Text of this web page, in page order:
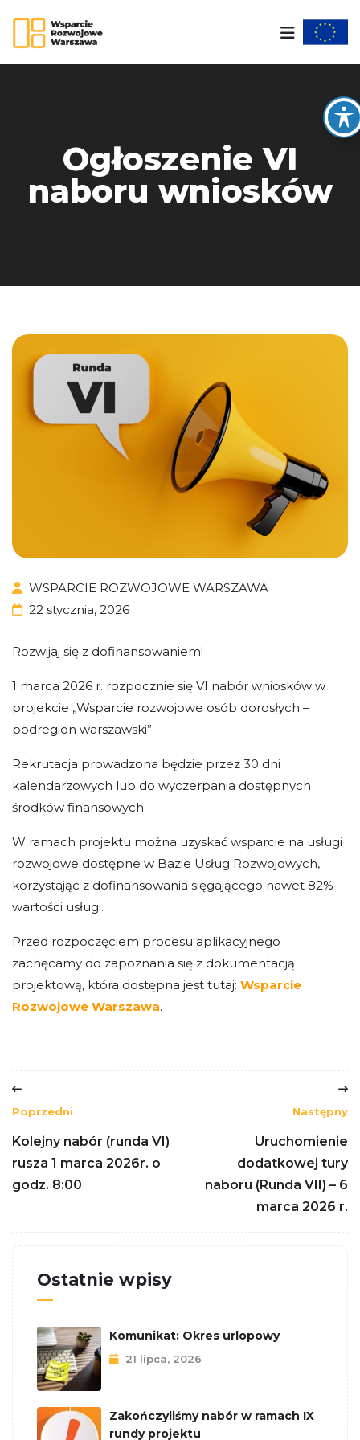
Ogłoszenie VI
naboru wniosków
WSPARCIE ROZWOJOWE WARSZAWA
22 stycznia, 2026
Rozwijaj się z dofinansowaniem!
1 marca 2026 r. rozpocznie się VI nabór wniosków w
projekcie „Wsparcie rozwojowe osób dorosłych –
podregion warszawski”.
Rekrutacja prowadzona będzie przez 30 dni
kalendarzowych lub do wyczerpania dostępnych
środków finansowych.
W ramach projektu można uzyskać wsparcie na usługi
rozwojowe dostępne w Bazie Usług Rozwojowych,
korzystając z dofinansowania sięgającego nawet 82%
wartości usługi.
Przed rozpoczęciem procesu aplikacyjnego
zachęcamy do zapoznania się z dokumentacją
projektową, która dostępna jest tutaj: Wsparcie
Rozwojowe Warszawa.
Poprzedni
Kolejny nabór (runda VI)
rusza 1 marca 2026r. o
godz. 8:00
Następny
Uruchomienie
dodatkowej tury
naboru (Runda VII) – 6
marca 2026 r.
Ostatnie wpisy
Komunikat: Okres urlopowy
21 lipca, 2026
Zakończyliśmy nabór w ramach IX
rundy projektu